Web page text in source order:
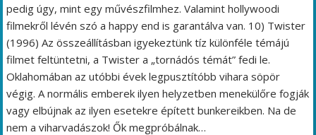
pedig úgy, mint egy művészfilmhez. Valamint hollywoodi
filmekről lévén szó a happy end is garantálva van. 10) Twister
(1996) Az összeállításban igyekeztünk tíz különféle témájú
filmet feltüntetni, a Twister a „tornádós témát” fedi le.
Oklahomában az utóbbi évek legpusztítóbb vihara söpör
végig. A normális emberek ilyen helyzetben menekülőre fogják
vagy elbújnak az ilyen esetekre épített bunkereikben. Na de
nem a viharvadászok! Ők megpróbálnak…